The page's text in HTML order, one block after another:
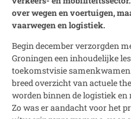
over wegen en voertuigen,
vaarwegen en logistiek.
Begin december verzorgden
Groningen een inhoudelijke
toekomstvisie
breed overzicht van actuele
worden binnen de logistiek
Zo was er aandacht voor het